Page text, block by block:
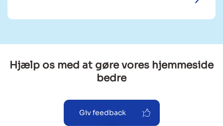
Hjælp os med at gøre vores hjemmeside
bedre
Giv feedback